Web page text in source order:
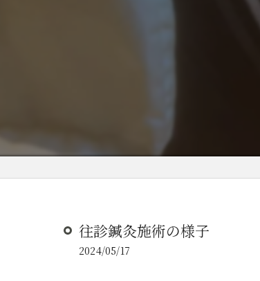
往診鍼灸施術の様子
2024/05/17